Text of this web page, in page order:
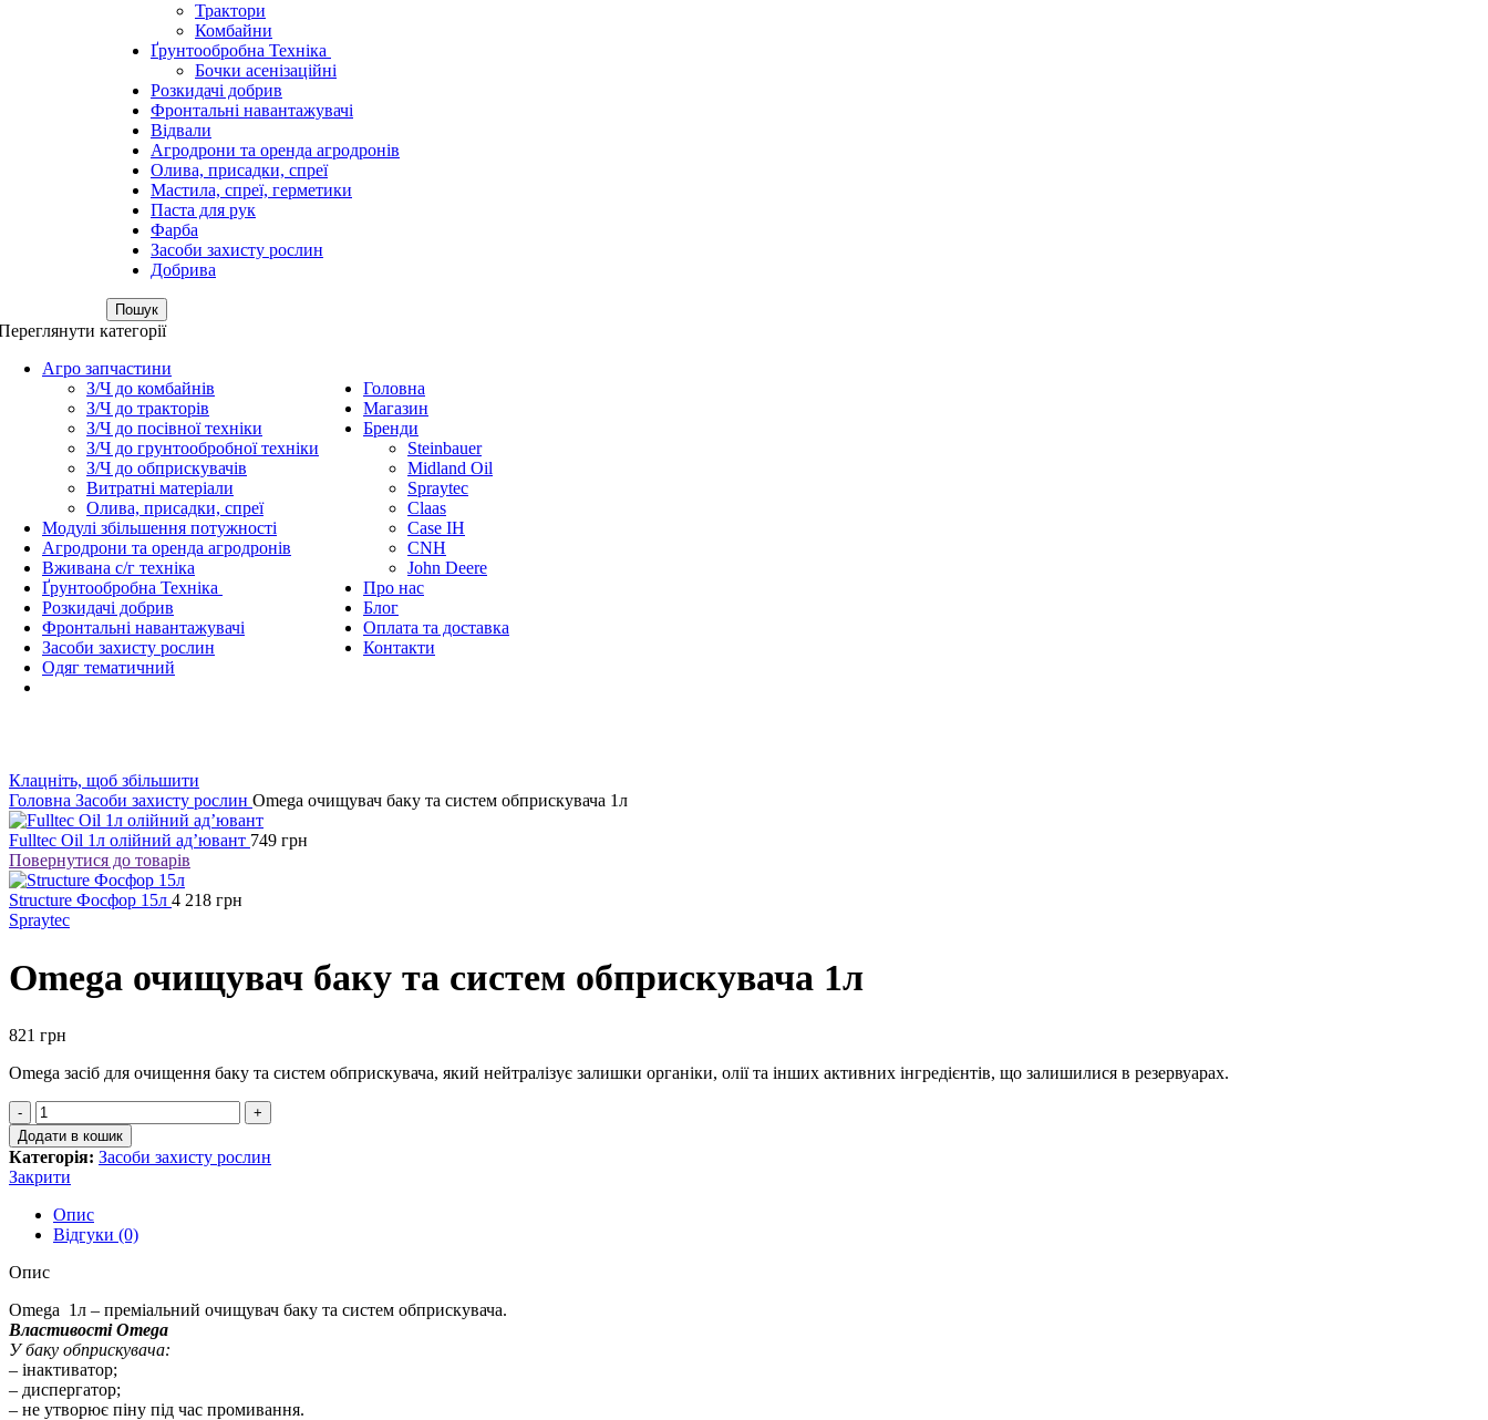
Трактори
Комбайни
Ґрунтообробна Техніка
Бочки асенізаційні
Розкидачі добрив
Фронтальні навантажувачі
Відвали
Агродрони та оренда агродронів
Олива, присадки, спреї
Мастила, спреї, герметики
Паста для рук
Фарба
Засоби захисту рослин
Добрива
Пошук
категорії
Агро запчастини
З/Ч до комбайнів
З/Ч до тракторів
З/Ч до посівної техніки
З/Ч до грунтообробної техніки
З/Ч до обприскувачів
Витратні матеріали
Олива, присадки, спреї
Модулі збільшення потужності
Агродрони та оренда агродронів
Вживана с/г техніка
Ґрунтообробна Техніка
Розкидачі добрив
Фронтальні навантажувачі
Засоби захисту рослин
Одяг тематичний
Головна
Магазин
Бренди
Steinbauer
Midland Oil
Spraytec
Claas
Case IH
CNH
John Deere
Про нас
Блог
Оплата та доставка
Контакти
Клацніть, щоб збільшити
Головна Засоби захисту рослин Omega очищувач баку та систем обприскувача 1л
Fulltec Oil 1л олійний ад’ювант 749 грн
Повернутися до товарів
Structure Фосфор 15л 4 218 грн
Spraytec
Omega очищувач баку та систем обприскувача 1л
821 грн
Omega засіб для очищення баку та систем обприскувача, який нейтралізує залишки органіки, олії та інших активних інгредієнтів, що залишилися в резервуарах.
Додати в кошик
Категорія: Засоби захисту рослин
Закрити
Опис
Відгуки (0)
Опис
Omega 1л – преміальний очищувач баку та систем обприскувача.
Властивості Omega
У баку обприскувача:
– інактиватор;
– диспергатор;
– не утворює піну під час промивання.